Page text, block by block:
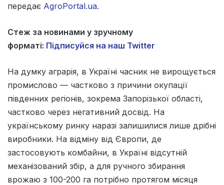
передає AgroPortal.ua.
Стеж за новинами у зручному
форматі: Підписуйся на наш Twitter
На думку аграрія, в Україні часник не вирощується
промислово — частково з причини окупації
південних регіонів, зокрема Запорізької області,
частково через негативний досвід. На
українському ринку наразі залишилися лише дрібні
виробники. На відміну від Європи, де
застосовують комбайни, в Україні відсутній
механізований збір, а для ручного збирання
врожаю з 100-200 га потрібно протягом місяця